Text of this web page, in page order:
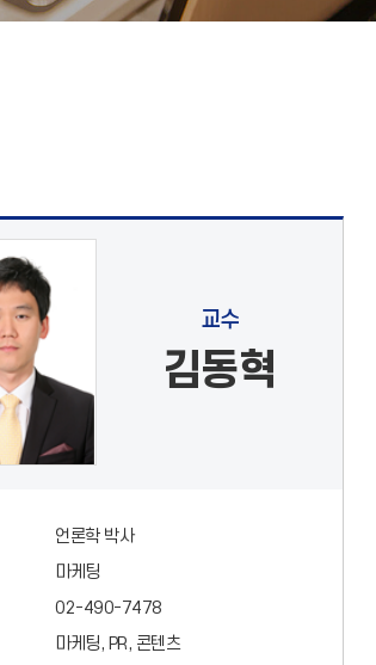
교수
김동혁
언론학 박사
마케팅
02-490-7478
마케팅, PR, 콘텐츠